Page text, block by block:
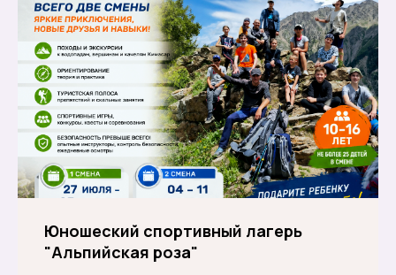
Юношеский спортивный лагерь
"Альпийская роза"